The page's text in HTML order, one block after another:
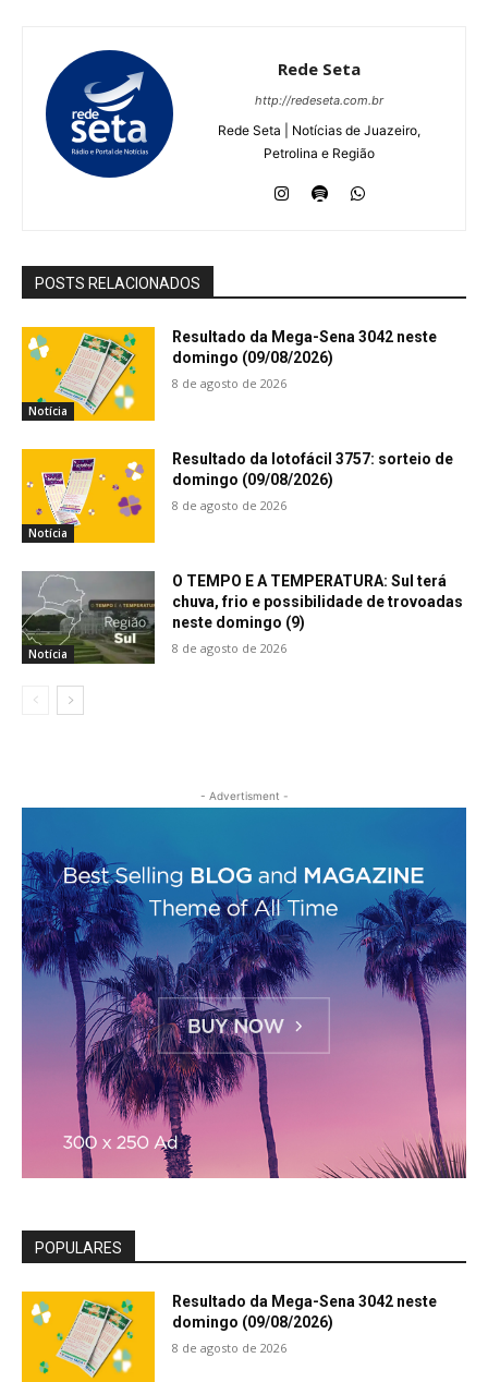
Rede Seta
http://redeseta.com.br
Rede Seta | Notícias de Juazeiro,
Petrolina e Região
POSTS RELACIONADOS
Notícia
Resultado da Mega-Sena 3042 neste
domingo (09/08/2026)
8 de agosto de 2026
Notícia
Resultado da lotofácil 3757: sorteio de
domingo (09/08/2026)
8 de agosto de 2026
Notícia
O TEMPO E A TEMPERATURA: Sul terá
chuva, frio e possibilidade de trovoadas
neste domingo (9)
8 de agosto de 2026
- Advertisment -
POPULARES
Resultado da Mega-Sena 3042 neste
domingo (09/08/2026)
8 de agosto de 2026